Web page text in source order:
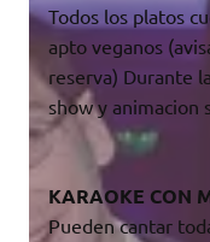
Todos los platos
apto veganos
reserva) Durante
show y animacion
KARAOKE CON
Pueden cantar